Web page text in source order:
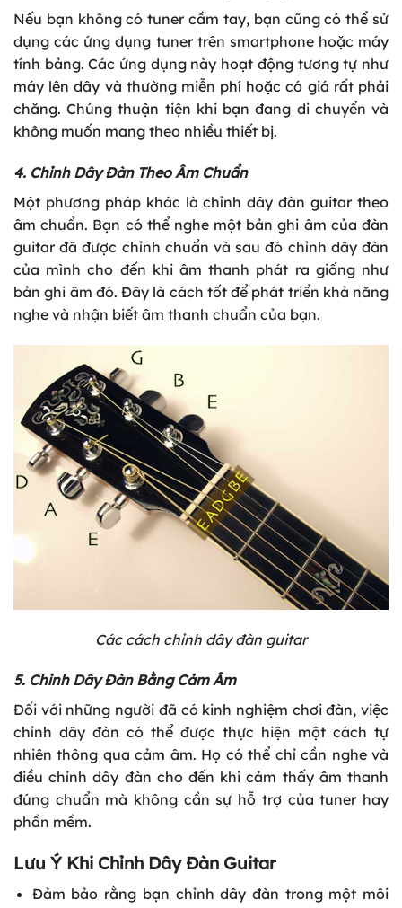
Nếu bạn không có tuner cầm tay, bạn cũng có thể sử
dụng các ứng dụng tuner trên smartphone hoặc máy
tính bảng. Các ứng dụng này hoạt động tương tự như
máy lên dây và thường miễn phí hoặc có giá rất phải
chăng. Chúng thuận tiện khi bạn đang di chuyển và
không muốn mang theo nhiều thiết bị.
4. Chỉnh Dây Đàn Theo Âm Chuẩn
Một phương pháp khác là chỉnh dây đàn guitar theo
âm chuẩn. Bạn có thể nghe một bản ghi âm của đàn
guitar đã được chỉnh chuẩn và sau đó chỉnh dây đàn
của mình cho đến khi âm thanh phát ra giống như
bản ghi âm đó. Đây là cách tốt để phát triển khả năng
nghe và nhận biết âm thanh chuẩn của bạn.
Các cách chỉnh dây đàn guitar
5. Chỉnh Dây Đàn Bằng Cảm Âm
Đối với những người đã có kinh nghiệm chơi đàn, việc
chỉnh dây đàn có thể được thực hiện một cách tự
nhiên thông qua cảm âm. Họ có thể chỉ cần nghe và
điều chỉnh dây đàn cho đến khi cảm thấy âm thanh
đúng chuẩn mà không cần sự hỗ trợ của tuner hay
phần mềm.
Lưu Ý Khi Chỉnh Dây Đàn Guitar
Đảm bảo rằng bạn chỉnh dây đàn trong một môi